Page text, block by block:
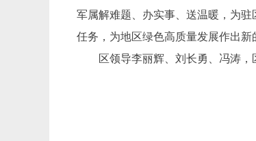
军属解难题、办实事、送温暖，为
任务，为地区绿色高质量发展作出新
区领导李丽辉、刘长勇、冯涛，区